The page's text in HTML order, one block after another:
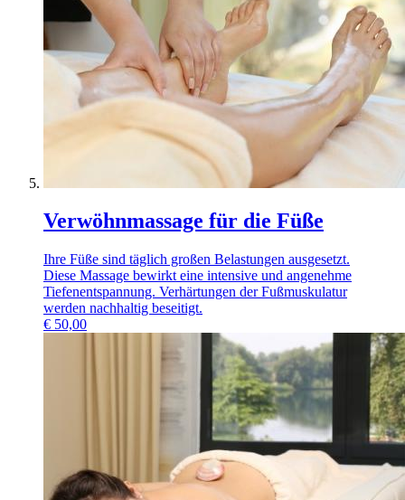
Verwöhnmassage für die Füße
Ihre Füße sind täglich großen Belastungen ausgesetzt.
Diese Massage bewirkt eine intensive und angenehme
Tiefenentspannung. Verhärtungen der Fußmuskulatur
werden nachhaltig beseitigt.
€ 50,00